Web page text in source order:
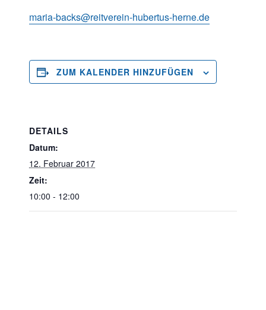
maria-backs@reitverein-hubertus-herne.de
ZUM KALENDER HINZUFÜGEN
DETAILS
Datum:
12. Februar 2017
Zeit:
10:00 - 12:00